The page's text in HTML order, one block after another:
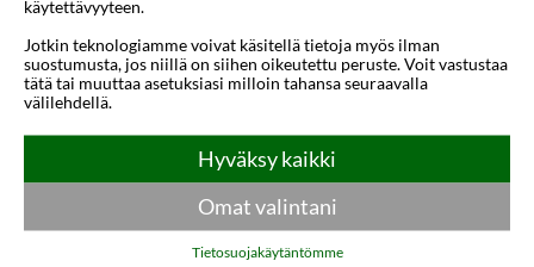
ibis Milano Centro
Milano,Italia
Bergamo
Meno:
la 05 joulu 10:35
08:00
Yöt:
2 lue lisää
käytettävyyteen.
Jotkin teknologiamme voivat käsitellä tietoja myös ilman
suostumusta, jos niillä on siihen oikeutettu peruste. Voit vastustaa
tätä tai muuttaa asetuksiasi milloin tahansa seuraavalla
välilehdellä.
Hyväksy kaikki
Omat valintani
Tietosuojakäytäntömme